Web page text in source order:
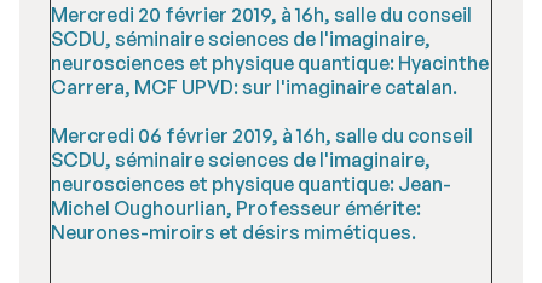
Mercredi 20 février 2019, à 16h, salle du conseil
SCDU, séminaire sciences de l'imaginaire,
neurosciences et physique quantique: Hyacinthe
Carrera, MCF UPVD: sur l'imaginaire catalan.
Mercredi 06 février 2019, à 16h, salle du conseil
SCDU, séminaire sciences de l'imaginaire,
neurosciences et physique quantique: Jean-
Michel Oughourlian, Professeur émérite:
Neurones-miroirs et désirs mimétiques.